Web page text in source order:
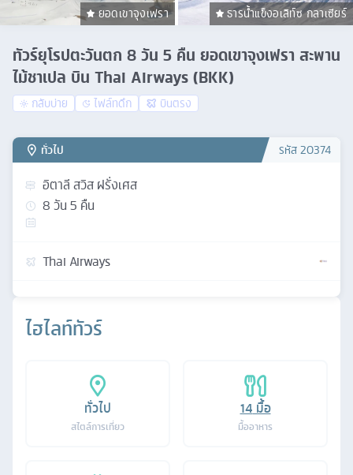
ยอดเขาจุงเฟรา ธารน้ำแข็งอเลิท์ซ กลาเซียร์
ทัวร์ยุโรปตะวันตก 8 วัน 5 คืน ยอดเขาจุงเฟรา สะพาน
ไม้ชาเปล บิน Thai Airways (BKK)
กลับบ่าย ไฟล์ทดึก บินตรง
ไฮไลท์ทัวร์
ทั่วไป
สไตล์การเที่ยว
14 มื้อ
มื้ออาหาร
ทั่วไป รหัส20374
อิตาลี สวิส ฝรั่งเศส
8วัน5 คืน
Thai Airways